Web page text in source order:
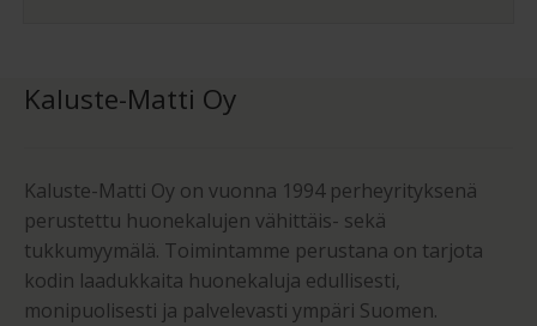
Kaluste-Matti Oy
Kaluste-Matti Oy on vuonna 1994 perheyrityksenä
perustettu huonekalujen vähittäis- sekä
tukkumyymälä. Toimintamme perustana on tarjota
kodin laadukkaita huonekaluja edullisesti,
monipuolisesti ja palvelevasti ympäri Suomen.